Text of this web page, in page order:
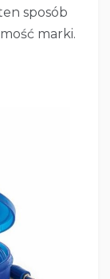
sposób
marki.